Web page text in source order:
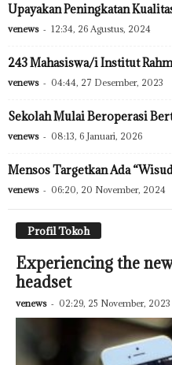
Upayakan Peningkatan
venews - 12:34, 26 Agustus, 2024
243 Mahasiswa/i Institut
venews - 04:44, 27 Desember, 2023
Sekolah Mulai Beroperasi
venews - 08:13, 6 Januari, 2026
Mensos Targetkan Ada
venews - 06:20, 20 November, 2024
Profil Tokoh
Experiencing the
headset
venews - 02:29, 25 November, 2023